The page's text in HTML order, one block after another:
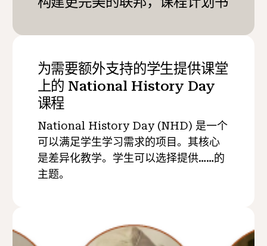
为需要额外支持的学生提供课堂
上的 National History Day
课程
National History Day (NHD) 是一个
可以满足学生学习需求的项目。其核心
是差异化教学。学生可以选择提供……的
主题。